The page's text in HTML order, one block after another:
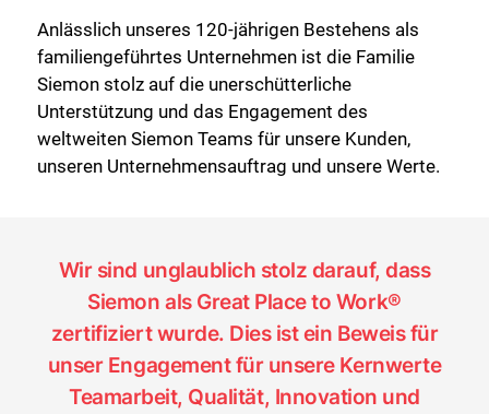
Anlässlich unseres 120-jährigen Bestehens als
familiengeführtes Unternehmen ist die Familie
Siemon stolz auf die unerschütterliche
Unterstützung und das Engagement des
weltweiten Siemon Teams für unsere Kunden,
unseren Unternehmensauftrag und unsere Werte.
Wir sind unglaublich stolz darauf, dass
Siemon als Great Place to Work®
zertifiziert wurde. Dies ist ein Beweis für
unser Engagement für unsere Kernwerte
Teamarbeit, Qualität, Innovation und